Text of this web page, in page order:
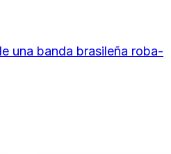
una banda brasileña roba-